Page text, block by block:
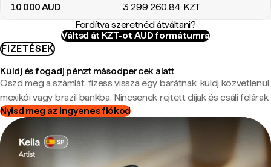
10 000AUD 3 299 260,84 KZT
Fordítva szeretnéd átváltani?
Váltsd át KZT-ot AUD formátumra
FIZETÉSEK
Küldj és fogadj pénzt másodpercek alatt
Oszd meg a számlát, fizess vissza egy barátnak, küldj közvetlenül
mexikói vagy brazil bankba. Nincsenek rejtett díjak és csáli felárak.
Nyisd meg az ingyenes fiókod